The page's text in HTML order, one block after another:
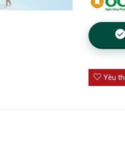
Yêu